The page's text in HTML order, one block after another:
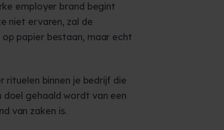
employer brand begint
niet ervaren, zal de
papier bestaan, maar echt
rituelen binnen je bedrijf die
gehaald wordt van een
van zaken is.